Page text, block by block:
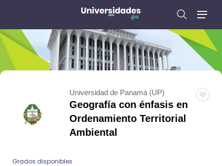
Universidad de Panamá (UP)
Geografía con énfasis en
Ordenamiento Territorial
Ambiental
Grados disponibles